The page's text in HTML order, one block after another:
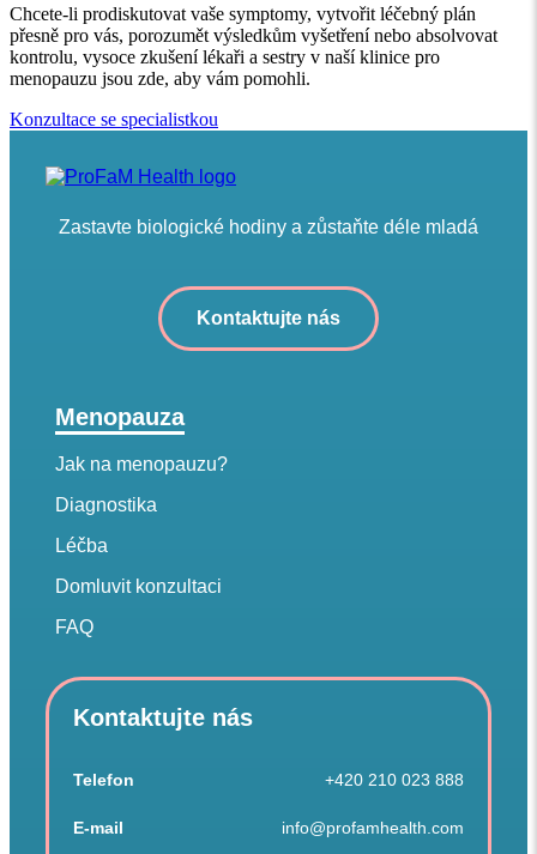
Chcete-li prodiskutovat vaše symptomy, vytvořit léčebný plán
přesně pro vás, porozumět výsledkům vyšetření nebo absolvovat
kontrolu, vysoce zkušení lékaři a sestry v naší klinice pro
menopauzu jsou zde, aby vám pomohli.
Konzultace se specialistkou
Zastavte biologické hodiny a zůstaňte déle mladá
Kontaktujte nás
Menopauza
Jak na menopauzu?
Diagnostika
Léčba
Domluvit konzultaci
FAQ
Kontaktujte nás
Telefon +420 210 023 888
E-mail info@profamhealth.com